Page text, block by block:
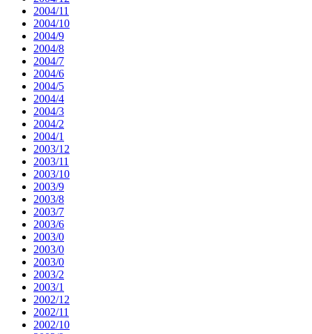
2004/11
2004/10
2004/9
2004/8
2004/7
2004/6
2004/5
2004/4
2004/3
2004/2
2004/1
2003/12
2003/11
2003/10
2003/9
2003/8
2003/7
2003/6
2003/0
2003/0
2003/0
2003/2
2003/1
2002/12
2002/11
2002/10